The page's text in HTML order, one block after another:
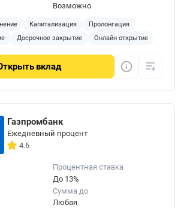
Возможно
Капитализация
Пролонгация
Досрочное закрытие Онлайн открытие
вклад
Газпромбанк
Ежедневный процент
4.6
Процентная ставка
До 13%
Сумма до
Любая